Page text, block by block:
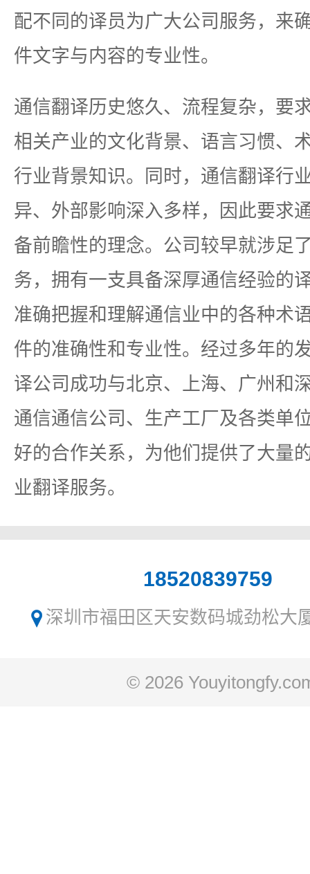
配不同的译员为广大公司服务，来
件文字与内容的专业性。
通信翻译历史悠久、流程复杂，要
相关产业的文化背景、语言习惯、
行业背景知识。同时，通信翻译行
异、外部影响深入多样，因此要求
备前瞻性的理念。公司较早就涉足
务，拥有一支具备深厚通信经验的
准确把握和理解通信业中的各种术
件的准确性和专业性。经过多年的
译公司成功与北京、上海、广州和
通信通信公司、生产工厂及各类单
好的合作关系，为他们提供了大量
业翻译服务。
18520839759
深圳市福田区天安数码城劲松大
© 2026